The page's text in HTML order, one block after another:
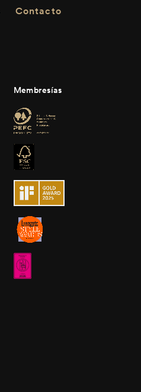
Contacto
Membresías